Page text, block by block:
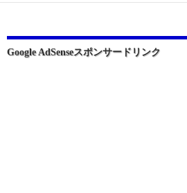
ョ
Google AdSenseスポンサードリンク